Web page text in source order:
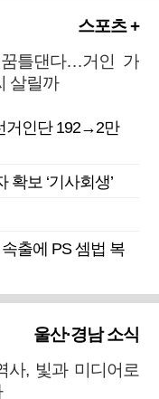
스포츠 +
꿈틀댄다…거인 가
살릴까
거인단 192→2만
보 ‘기사회생’
출에 PS 셈법 복
울산·경남 소식
사, 빛과 미디어로